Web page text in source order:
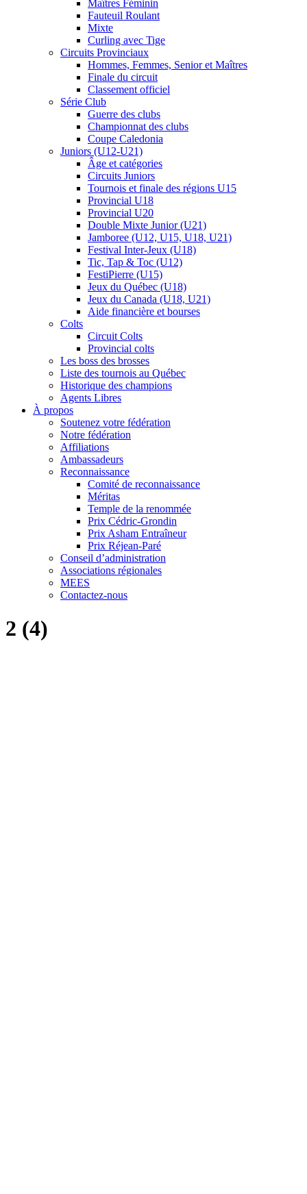
Maîtres Féminin
Fauteuil Roulant
Mixte
Curling avec Tige
Circuits Provinciaux
Hommes, Femmes, Senior et Maîtres
Finale du circuit
Classement officiel
Série Club
Guerre des clubs
Championnat des clubs
Coupe Caledonia
Juniors (U12-U21)
Âge et catégories
Circuits Juniors
Tournois et finale des régions U15
Provincial U18
Provincial U20
Double Mixte Junior (U21)
Jamboree (U12, U15, U18, U21)
Festival Inter-Jeux (U18)
Tic, Tap & Toc (U12)
FestiPierre (U15)
Jeux du Québec (U18)
Jeux du Canada (U18, U21)
Aide financière et bourses
Colts
Circuit Colts
Provincial colts
Les boss des brosses
Liste des tournois au Québec
Historique des champions
Agents Libres
À propos
Soutenez votre fédération
Notre fédération
Affiliations
Ambassadeurs
Reconnaissance
Comité de reconnaissance
Méritas
Temple de la renommée
Prix Cédric-Grondin
Prix Asham Entraîneur
Prix Réjean-Paré
Conseil d’administration
Associations régionales
MEES
Contactez-nous
2 (4)